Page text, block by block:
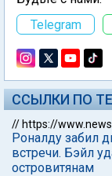
Telegram
ССЫЛКИ ПО
// https://
Роналду забил
встречи. Бэйл
островитянам